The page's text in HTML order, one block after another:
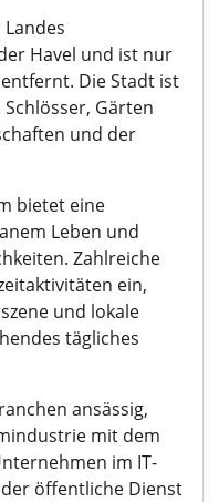
Havel und ist nur
Die Stadt ist
Gärten
und der
bietet eine
Leben und
Zahlreiche
ein,
und lokale
tägliches
ansässig,
mit dem
im IT-
öffentliche Dienst